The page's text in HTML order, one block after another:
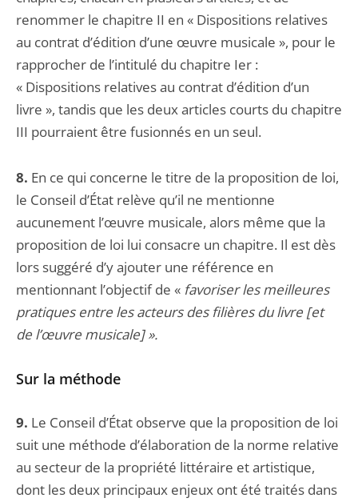
renommer le chapitre II en « Dispositions relatives
au contrat d’édition d’une œuvre musicale », pour le
rapprocher de l’intitulé du chapitre Ier :
« Dispositions relatives au contrat d’édition d’un
livre », tandis que les deux articles courts du chapitre
III pourraient être fusionnés en un seul.
8. En ce qui concerne le titre de la proposition de loi,
le Conseil d’État relève qu’il ne mentionne
aucunement l’œuvre musicale, alors même que la
proposition de loi lui consacre un chapitre. Il est dès
lors suggéré d’y ajouter une référence en
mentionnant l’objectif de « favoriser les meilleures
pratiques entre les acteurs des filières du livre [et
de l’œuvre musicale] ».
Sur la méthode
9. Le Conseil d’État observe que la proposition de loi
suit une méthode d’élaboration de la norme relative
au secteur de la propriété littéraire et artistique,
dont les deux principaux enjeux ont été traités dans